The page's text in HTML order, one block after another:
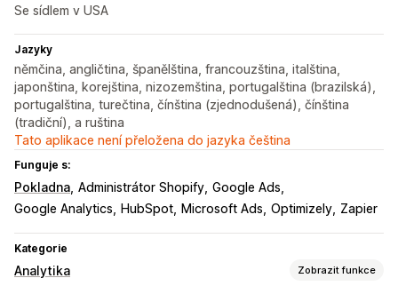
Se sídlem v USA
Jazyky
němčina, angličtina, španělština, francouzština, italština,
japonština, korejština, nizozemština, portugalština (brazilská),
portugalština, turečtina, čínština (zjednodušená), čínština
(tradiční), a ruština
Tato aplikace není přeložena do jazyka čeština
Funguje s:
Pokladna Administrátor Shopify Google Ads
Google Analytics
HubSpot Microsoft Ads Optimizely Zapier
Kategorie
Analytika Zobrazit funkce